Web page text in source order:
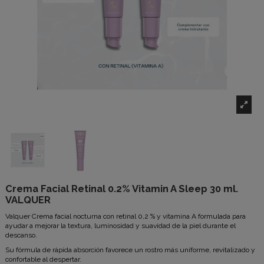
Crema Facial Retinal 0.2% Vitamin A Sleep 30 ml.
VALQUER
Valquer Crema facial nocturna con retinal 0,2 % y vitamina A formulada para
ayudar a mejorar la textura, luminosidad y suavidad de la piel durante el
descanso.
Su fórmula de rápida absorción favorece un rostro más uniforme, revitalizado y
confortable al despertar.